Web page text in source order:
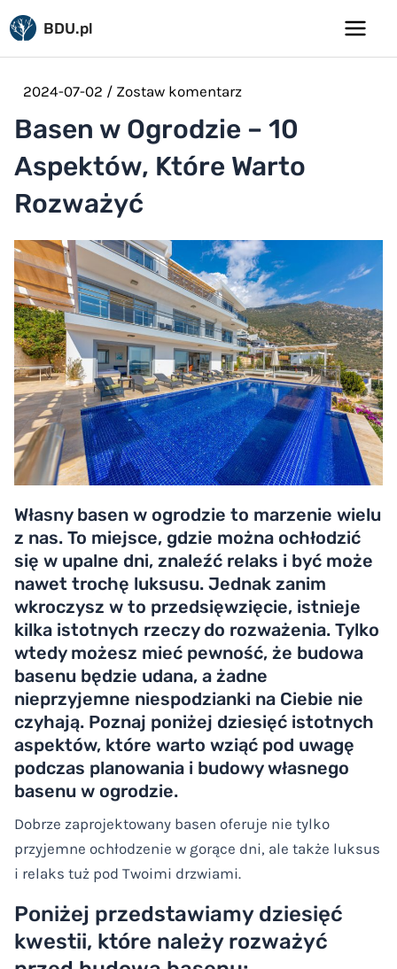
Pomiń
do
treści
BDU.pl
Main
2024-07-02 / Zostaw komentarz
Basen w Ogrodzie – 10
Aspektów, Które Warto
Rozważyć
Własny basen w ogrodzie to marzenie wielu
z nas. To miejsce, gdzie można ochłodzić
się w upalne dni, znaleźć relaks i być może
nawet trochę luksusu. Jednak zanim
wkroczysz w to przedsięwzięcie, istnieje
kilka istotnych rzeczy do rozważenia. Tylko
wtedy możesz mieć pewność, że budowa
basenu będzie udana, a żadne
nieprzyjemne niespodzianki na Ciebie nie
czyhają. Poznaj poniżej dziesięć istotnych
aspektów, które warto wziąć pod uwagę
podczas planowania i budowy własnego
basenu w ogrodzie.
Dobrze zaprojektowany basen oferuje nie tylko
przyjemne ochłodzenie w gorące dni, ale także luksus
i relaks tuż pod Twoimi drzwiami.
Poniżej przedstawiamy dziesięć
kwestii, które należy rozważyć